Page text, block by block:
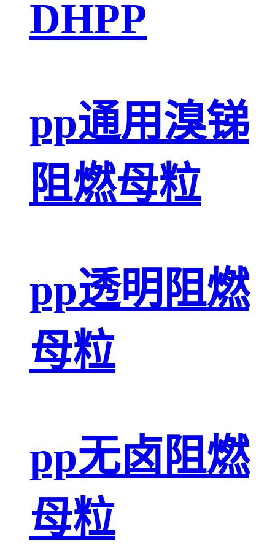
DHPP
pp通用溴锑
阻燃母粒
pp透明阻燃
母粒
pp无卤阻燃
母粒